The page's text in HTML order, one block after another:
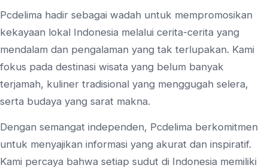
Pcdelima hadir sebagai wadah untuk mempromosikan
kekayaan lokal Indonesia melalui cerita-cerita yang
mendalam dan pengalaman yang tak terlupakan. Kami
fokus pada destinasi wisata yang belum banyak
terjamah, kuliner tradisional yang menggugah selera,
serta budaya yang sarat makna.
Dengan semangat independen, Pcdelima berkomitmen
untuk menyajikan informasi yang akurat dan inspiratif.
Kami percaya bahwa setiap sudut di Indonesia memiliki